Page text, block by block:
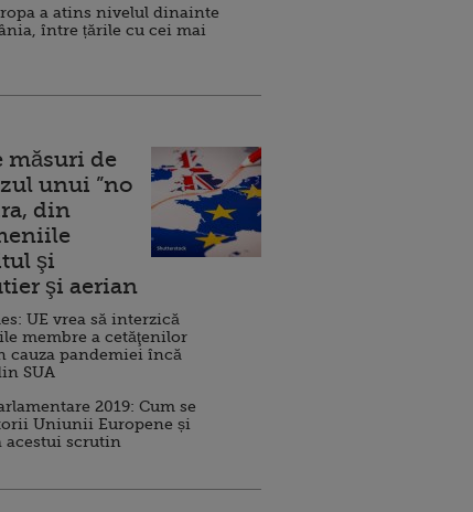
a atins nivelul dinainte
între țările cu cei mai
măsuri de
unui ”no
din
şi
şi aerian
UE vrea să interzică
membre a cetăţenilor
cauza pandemiei încă
SUA
2019: Cum se
Uniunii Europene și
acestui scrutin